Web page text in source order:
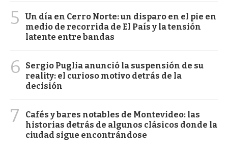
5
Un día en Cerro Norte: un disparo en el pie en
medio de recorrida de El País y la tensión
latente entre bandas
6
Sergio Puglia anunció la suspensión de su
reality: el curioso motivo detrás de la
decisión
7
Cafés y bares notables de Montevideo: las
historias detrás de algunos clásicos donde la
ciudad sigue encontrándose